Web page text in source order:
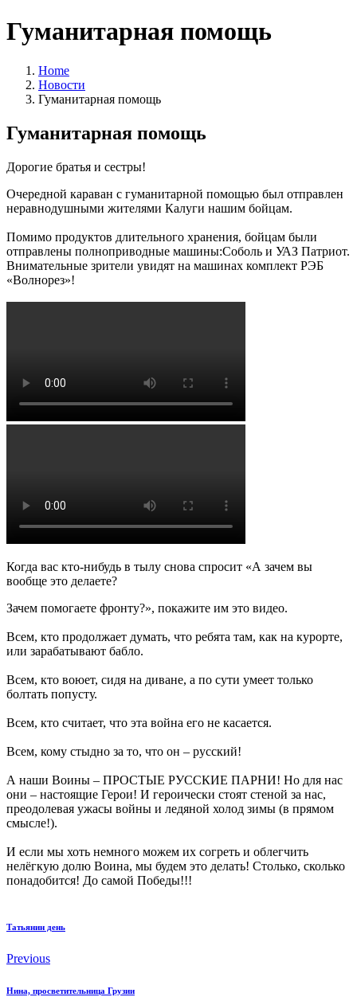
Гуманитарная помощь
Home
Новости
Гуманитарная помощь
Гуманитарная помощь
Дорогие братья и сестры!
Очередной караван с гуманитарной помощью был отправлен
неравнодушными жителями Калуги нашим бойцам.
Помимо продуктов длительного хранения, бойцам были
отправлены полноприводные машины:Соболь и УАЗ Патриот.
Внимательные зрители увидят на машинах комплект РЭБ
«Волнорез»!
Когда вас кто-нибудь в тылу снова спросит «А зачем вы
вообще это делаете?
Зачем помогаете фронту?», покажите им это видео.
Всем, кто продолжает думать, что ребята там, как на курорте,
или зарабатывают бабло.
Всем, кто воюет, сидя на диване, а по сути умеет только
болтать попусту.
Всем, кто считает, что эта война его не касается.
Всем, кому стыдно за то, что он – русский!
А наши Воины – ПРОСТЫЕ РУССКИЕ ПАРНИ! Но для нас
они – настоящие Герои! И героически стоят стеной за нас,
преодолевая ужасы войны и ледяной холод зимы (в прямом
смысле!).
И если мы хоть немного можем их согреть и облегчить
нелëгкую долю Воина, мы будем это делать! Столько, сколько
понадобится! До самой Победы!!!
Татьянин день
Previous
Нина, просветительница Грузии